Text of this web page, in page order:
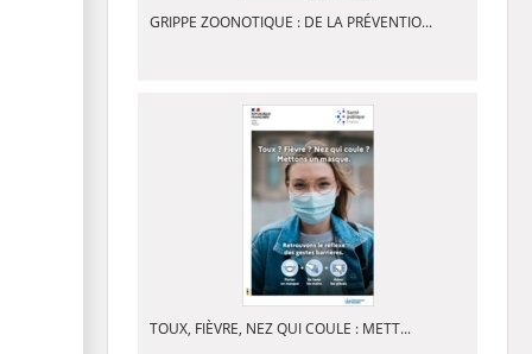
GRIPPE ZOONOTIQUE : DE LA PRÉVENTIO...
TOUX, FIÈVRE, NEZ QUI COULE : METT...